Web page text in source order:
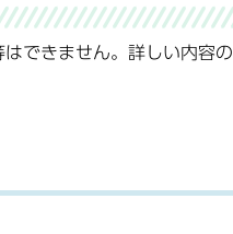
できません。詳しい内容の